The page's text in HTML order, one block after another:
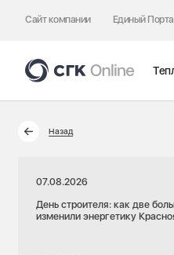
Сайт компании Единый
Назад
07.08.2026
День строителя: как две
изменили энергетику